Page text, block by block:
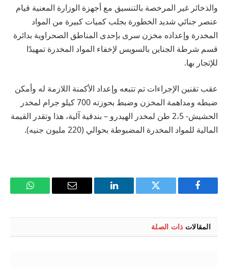
والذخائر غير المرخصة بالتنسيق مع أجهزة الوزارة المعنية قيام
عنصر جنائي شديد الخطورة بجلب كميات كبيرة من المواد
المخدرة وإعداده مخزن سرى بإحدى المناطق الصحراوية بدائرة
قسم شرطة الجناين بالسويس لإخفاء المواد المخدرة تمهيدًا
للإتجار بها.
عقب تقنين الإجراءات تم تتبعه وإعداد الأكمنة اللازمة له وأمكن
ضبطه ومداهمة المخزن وضبط بحوزته 700 كيلو جرام لمخدر
الحشيش- 2،5 طن لمخدر الهيدرو – بندقية آلية، هذا وتقدر القيمة
المالية للمواد المخدرة المضبوطة بحوالي (220 مليون جنيه).
فيسبوك تويتر لينكدإن
البريد
واتساب
المقالات ذات الصلة